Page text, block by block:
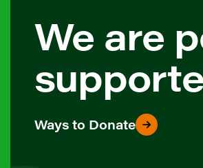
We are
Ways to Donate